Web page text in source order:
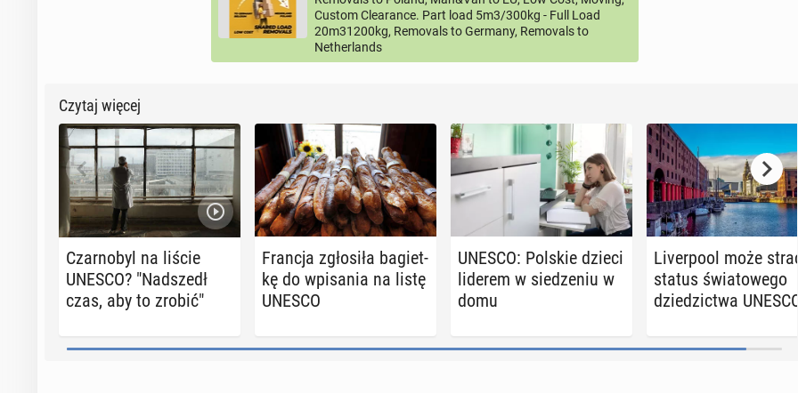
Custom Clearance. Part load 5m3/300kg - Full Load
20m31200kg, Removals to Germany, Removals to
Netherlands
Czytaj więcej
Czar­no­byl na liście
UNESCO? "Nad­szedł
czas, aby to zrobić"
Francja zgło­si­ła ba­giet­
kę do wpi­sa­nia na listę
UNESCO
UNESCO: Polskie dzieci
liderem w sie­dze­niu w
domu
Li­ver­po­ol może
status świa­to­we­go
dzie­dzic­twa UNESCO